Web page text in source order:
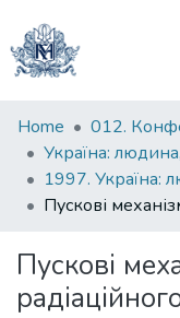
Communities
&
Collections
All of DSpace
Statistics
Home
Пускові